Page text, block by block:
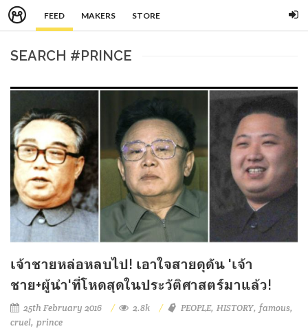
FEED MAKERS STORE
SEARCH #PRINCE
เจ้าชายหล่อหลบไป! เอาใจสายดุดัน 'เจ้า
ชาย+ผู้นำ'ที่โหดสุดในประวัติศาสตร์มาแล้ว!
25th February 2016 2.8k PEOPLE HISTORY famous
cruel prince